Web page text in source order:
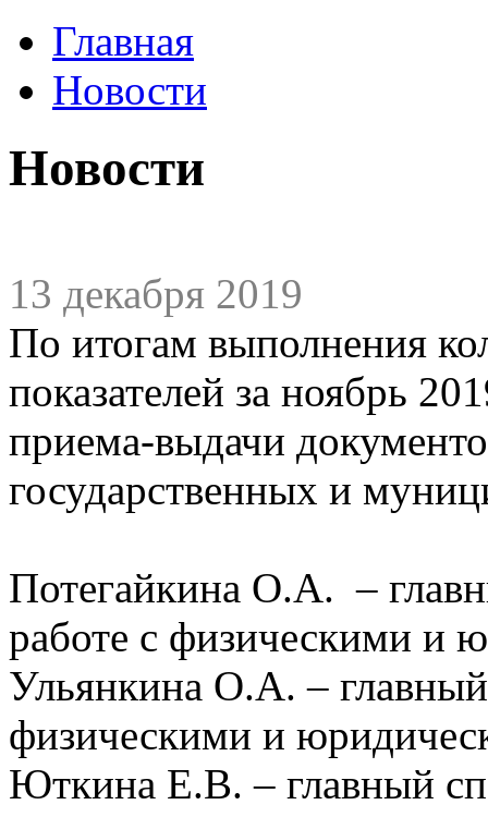
Главная
Новости
Новости
13 декабря 2019
По итогам выполнения
показателей за ноябрь
приема-выдачи
государственных и
Потегайкина О.А. –
работе с физическими и
Ульянкина О.А. – главный
физическими и
Юткина Е.В. – главный